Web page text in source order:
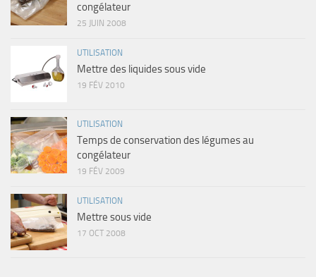
congélateur
25 JUIN 2008
UTILISATION
Mettre des liquides sous vide
19 FÉV 2010
UTILISATION
Temps de conservation des légumes au
congélateur
19 FÉV 2009
UTILISATION
Mettre sous vide
17 OCT 2008